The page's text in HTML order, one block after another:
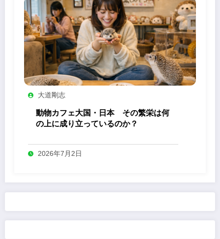
大道剛志
動物カフェ大国・日本 その繁栄は何
の上に成り立っているのか？
2026年7月2日